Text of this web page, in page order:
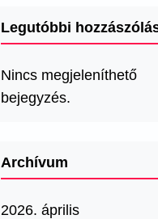
Legutóbbi
Nincs megjeleníthető
bejegyzés.
Archívum
2026. április